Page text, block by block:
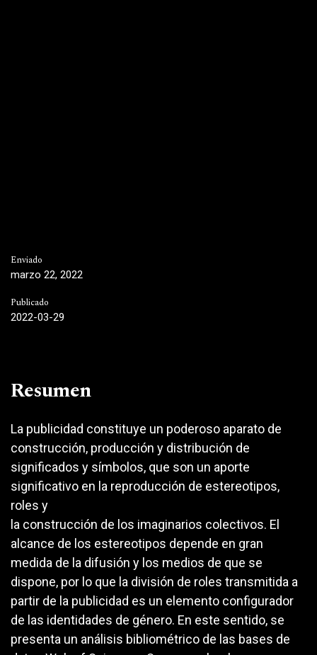
Enviado
marzo 22, 2022
Publicado
2022-03-29
Resumen
La publicidad constituye un poderoso aparato de
construcción, producción y distribución de
significados y símbolos, que son un aporte
significativo en la reproducción de estereotipos,
roles y
la construcción de los imaginarios colectivos. El
alcance de los estereotipos depende en gran
medida de la difusión y los medios de que se
dispone, por lo que la división de roles transmitida a
partir de la publicidad es un elemento configurador
de las identidades de género. En este sentido, se
presenta un análisis bibliométrico de las bases de